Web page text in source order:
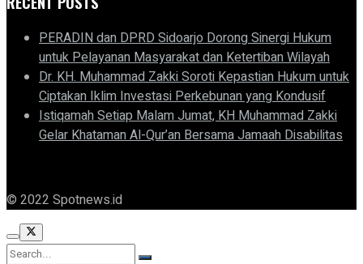
PERADIN dan DPRD Sidoarjo Dorong Sinergi Hukum
untuk Pelayanan Masyarakat dan Ketertiban Wilayah
Dr. KH. Muhammad Zakki Soroti Kepastian Hukum untuk
Ciptakan Iklim Investasi Perkebunan yang Kondusif
Istiqamah Setiap Malam Jumat, KH Muhammad Zakki
Gelar Khataman Al-Qur’an Bersama Jamaah Disabilitas
© 2022 Spotnews.id